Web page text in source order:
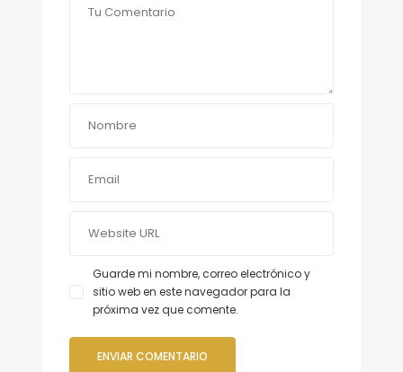
Guarde mi nombre, correo electrónico y
sitio web en este navegador para la
próxima vez que comente.